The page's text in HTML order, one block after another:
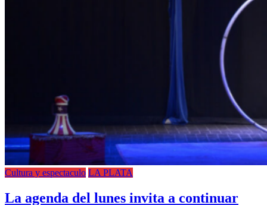
Cultura y espectaculo LA PLATA
La agenda del lunes invita a continuar